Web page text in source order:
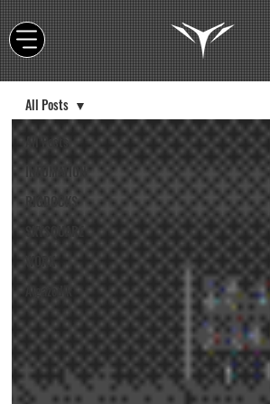
All Posts
INFOMATION
RIGDOCKS
SKYSQUARE
WORK
Algazodik
All Posts